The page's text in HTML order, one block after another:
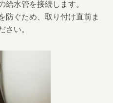
水管を接続します。
防ぐため、取り付け直前ま
い。